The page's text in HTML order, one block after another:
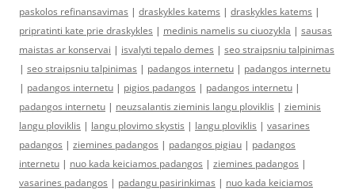
paskolos refinansavimas | draskykles katems | draskykles katems |
pripratinti kate prie draskykles | medinis namelis su ciuozykla | sausas
maistas ar konservai | isvalyti tepalo demes | seo straipsniu talpinimas
| seo straipsniu talpinimas | padangos internetu | padangos internetu
| padangos internetu | pigios padangos | padangos internetu |
padangos internetu | neuzsalantis zieminis langu ploviklis | zieminis
langu ploviklis | langu plovimo skystis | langu ploviklis | vasarines
padangos | ziemines padangos | padangos pigiau | padangos
internetu | nuo kada keiciamos padangos | ziemines padangos |
vasarines padangos | padangu pasirinkimas | nuo kada keiciamos